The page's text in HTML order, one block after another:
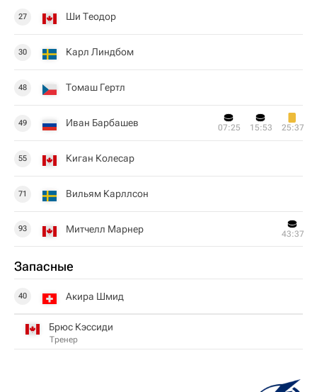
27 Ши Теодор
30 Карл Линдбом
48 Томаш Гертл
49 Иван Барбашев 07:25 15:53 25:37
55 Киган Колесар
71 Вильям Карллсон
93 Митчелл Марнер 43:37
Запасные
40 Акира Шмид
Брюс Кэссиди
Тренер